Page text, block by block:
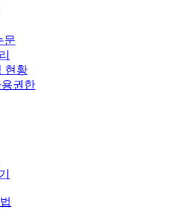
문
현황
권한